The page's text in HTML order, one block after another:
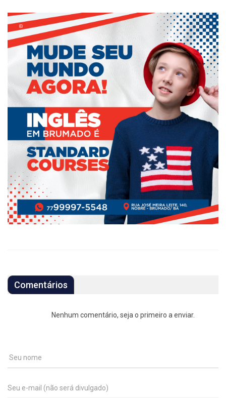
Comentários
Nenhum comentário, seja o primeiro a enviar.